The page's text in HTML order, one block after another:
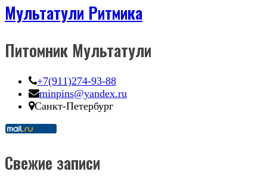
Мультатули Ритмика
Питомник Мультатули
+7(911)274-93-88
minpins@yandex.ru
Санкт-Петербург
Свежие записи